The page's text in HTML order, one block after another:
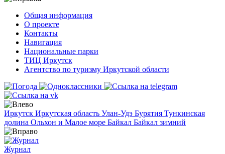
Общая информация
О проекте
Контакты
Навигация
Национальные парки
ТИЦ Иркутск
Агентство по туризму Иркутской области
Иркутск Иркутская область Улан-Удэ Бурятия Тункинская
долина Ольхон и Малое море Байкал Байкал зимний
Журнал